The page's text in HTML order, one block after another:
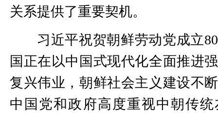
关系提供了重要契机。
习近平祝贺朝鲜劳动党成立
国正在以中国式现代化全面推进
复兴伟业，朝鲜社会主义建设不
中国党和政府高度重视中朝传